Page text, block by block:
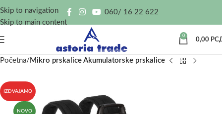
Skip to navigation
Skip to main content
060/ 16 22 622
0
0,00
Početna Mikro prskalice Akumulatorske prskalice
IZDVAJAMO
NOVO